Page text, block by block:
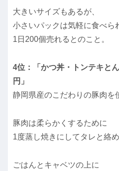
大きいサイズもあるが、
小さいパックは気軽に食べら
1日200個売れるとのこと。
4位：「かつ丼・トンテキと
円」
静岡県産のこだわりの豚肉を
豚肉は柔らかくするために
1度蒸し焼きにしてタレと絡
ごはんとキャベツの上に